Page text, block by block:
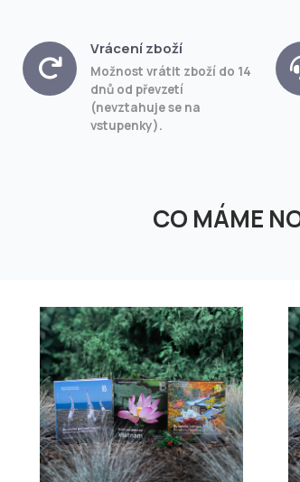
Vrácení zboží
Možnost vrátit zboží do 14
dnů od převzetí
(nevztahuje se na
vstupenky).
CO MÁME